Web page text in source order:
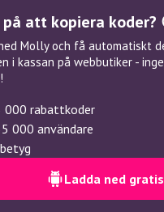
att kopiera koder?
Molly och få automatiskt
i kassan på webbutiker -
000 rabattkoder
000 användare
Ladda ned gratis